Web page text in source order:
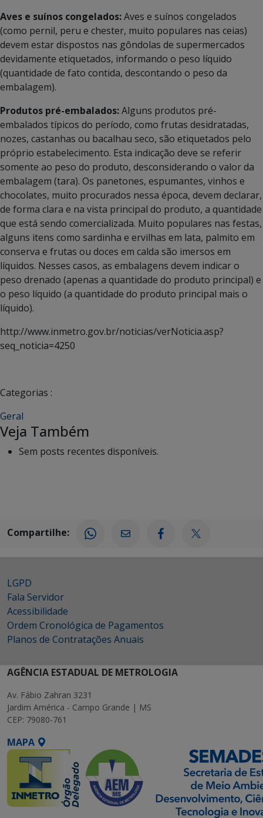
Aves e suínos congelados:Aves e suínos congelados
(como pernil, peru e chester, muito populares nas ceias)
devem estar dispostos nas gôndolas de supermercados
devidamente etiquetados, informando o peso líquido
(quantidade de fato contida, descontando o peso da
embalagem).
Produtos pré-embalados:Alguns produtos pré-
embalados típicos do período, como frutas desidratadas,
nozes, castanhas ou bacalhau seco, são etiquetados pelo
próprio estabelecimento. Esta indicação deve se referir
somente ao peso do produto, desconsiderando o valor da
embalagem (tara). Os panetones, espumantes, vinhos e
chocolates, muito procurados nessa época, devem declarar,
de forma clara e na vista principal do produto, a quantidade
que está sendo comercializada. Muito populares nas festas,
alguns itens como sardinha e ervilhas em lata, palmito em
conserva e frutas ou doces em calda são imersos em
líquidos. Nesses casos, as embalagens devem indicar o
peso drenado (apenas a quantidade do produto principal) e
o peso líquido (a quantidade do produto principal mais o
líquido).
http://www.inmetro.gov.br/noticias/verNoticia.asp?
seq_noticia=4250
Categorias :
Geral
Veja Também
Sem posts recentes disponíveis.
Compartilhe:
LGPD
Fala Servidor
Acessibilidade
Ordem Cronológica de Pagamentos
Planos de Contratações Anuais
AGÊNCIA ESTADUAL DE METROLOGIA
Av. Fábio Zahran 3231
Jardim América - Campo Grande | MS
CEP: 79080-761
MAPA